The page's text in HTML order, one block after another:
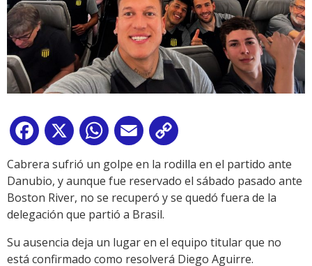
Facebook
X WhatsApp
Email
Link
Cabrera sufrió un golpe en la rodilla en el partido ante
Danubio, y aunque fue reservado el sábado pasado ante
Boston River, no se recuperó y se quedó fuera de la
delegación que partió a Brasil.
Su ausencia deja un lugar en el equipo titular que no
está confirmado como resolverá Diego Aguirre.